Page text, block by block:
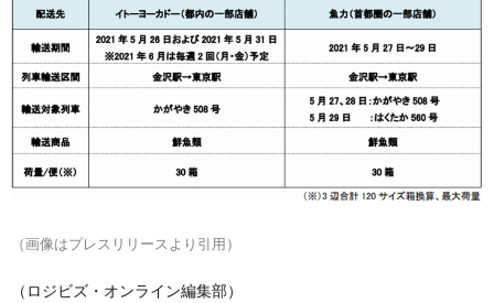
（画像はプレスリリースより引用）
（ロジビズ・オンライン編集部）